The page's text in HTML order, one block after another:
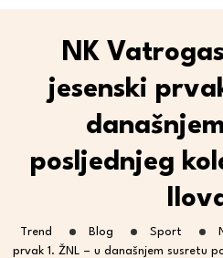
NK
jesenski
posljednjeg
Trend Blog Sport
prvak 1. ŽNL – u današnjem susretu